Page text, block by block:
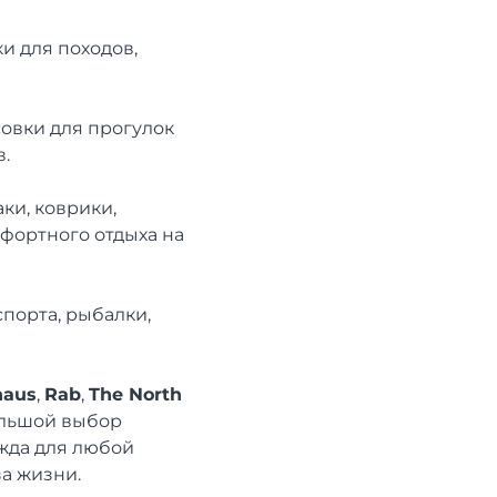
для походов,
для прогулок
коврики,
отдыха на
рыбалки,
, Rab, The North
выбор
для любой
жизни.